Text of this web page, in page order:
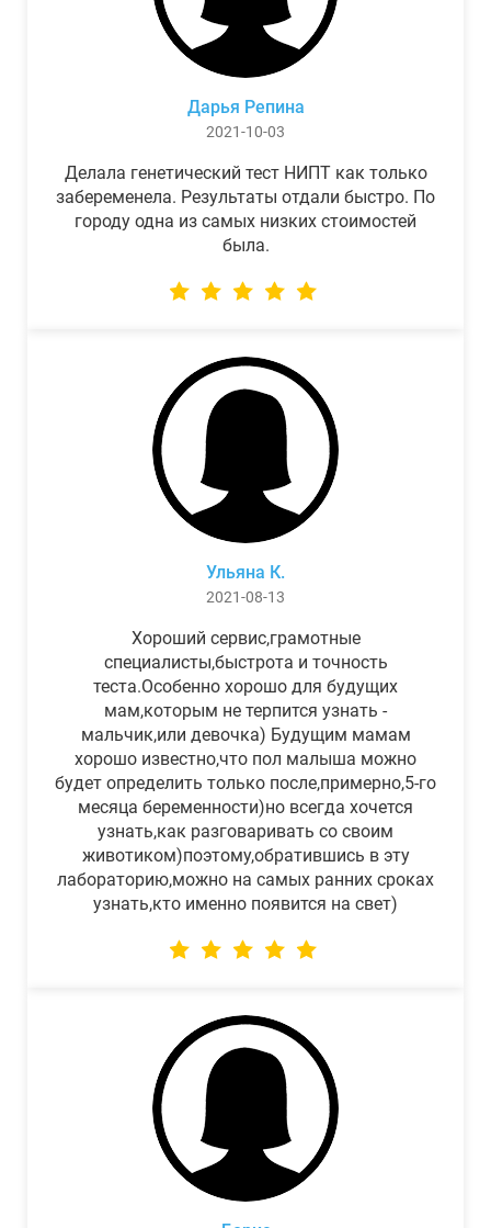
Дарья Репина
2021-10-03
Делала генетический тест НИПТ как только
забеременела. Результаты отдали быстро. По
городу одна из самых низких стоимостей
была.
Ульяна К.
2021-08-13
Хороший сервис,грамотные
специалисты,быстрота и точность
теста.Особенно хорошо для будущих
мам,которым не терпится узнать -
мальчик,или девочка) Будущим мамам
хорошо известно,что пол малыша можно
будет определить только после,примерно,5-го
месяца беременности)но всегда хочется
узнать,как разговаривать со своим
животиком)поэтому,обратившись в эту
лабораторию,можно на самых ранних сроках
узнать,кто именно появится на свет)